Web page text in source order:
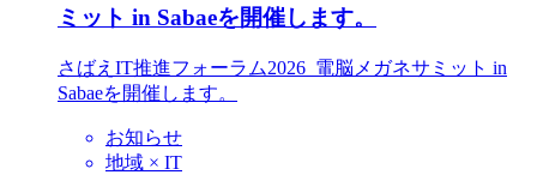
ミット in Sabaeを開催します。
さばえIT推進フォーラム2026_電脳メガネサミット in
Sabaeを開催します。
お知らせ
地域 × IT